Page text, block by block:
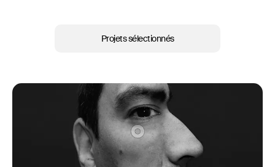
Projets sélectionnés